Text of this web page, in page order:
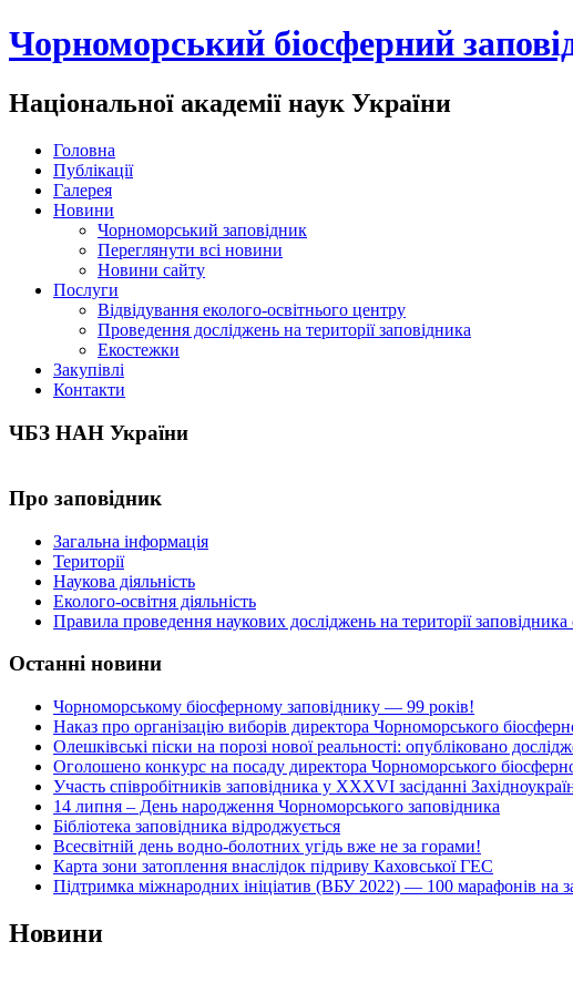
Чорноморський біосферний
Національної академії наук України
Головна
Публікації
Галерея
Новини
Чорноморський заповідник
Переглянути всі новини
Новини сайту
Послуги
Відвідування еколого-освітнього центру
Проведення досліджень на території заповідника
Екостежки
Закупівлі
Контакти
ЧБЗ НАН України
Про заповідник
Загальна інформація
Території
Наукова діяльність
Еколого-освітня діяльність
Правила проведення наукових досліджень на території
Останні новини
Чорноморському біосферному заповіднику — 99 років!
Наказ про організацію виборів директора Чорноморського
Олешківські піски на порозі нової реальності: опубліковано
Оголошено конкурс на посаду директора Чорноморського
Участь співробітників заповідника у XXXVI засіданні
14 липня – День народження Чорноморського заповідника
Бібліотека заповідника відроджується
Всесвітній день водно-болотних угідь вже не за горами!
Карта зони затоплення внаслідок підриву Каховської ГЕС
Підтримка міжнародних ініціатив (ВБУ 2022) — 100 марафонів на
Новини